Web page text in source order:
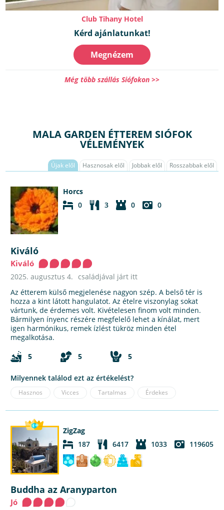
Club Tihany Hotel
Kérd ajánlatunkat!
Megnézem
Még több szállás Siófokon >>
MALA GARDEN ÉTTEREM SIÓFOK
VÉLEMÉNYEK
Újak elől Hasznosak elől Jobbak elől Rosszabbak elől
Horcs
0
3 0 0
Kiváló
Kiváló
2025. augusztus 4.
családjával járt itt
Az étterem külső megjelenése nagyon szép. A belső tér is
hozza a kint látott hangulatot. Az ételre viszonylag sokat
vártunk, de érdemes volt. Kivételesen finom volt minden.
Bármilyen ínyenc részére megfelelő lehet a kínálat, mert
igen harmónikus, remek ízlést tükröz minden étel
megalkotása.
5
5 5
Milyennek találod ezt az értékelést?
Hasznos Vicces Tartalmas Érdekes
ZigZag
187
6417 1033 119605
Buddha az Aranyparton
Jó